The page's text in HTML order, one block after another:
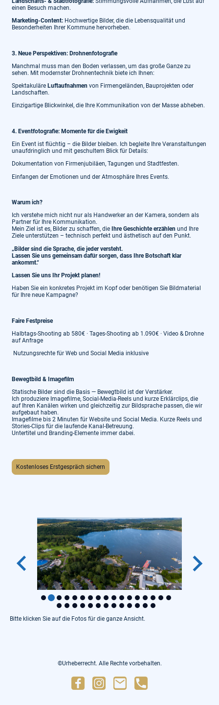
einen Besuch machen.
Marketing-Content: Hochwertige Bilder, die die Lebensqualität und
Besonderheiten Ihrer Kommune hervorheben.
3. Neue Perspektiven: Drohnenfotografie
Manchmal muss man den Boden verlassen, um das große Ganze zu
sehen. Mit modernster Drohnentechnik biete ich Ihnen:
Spektakuläre Luftaufnahmen von Firmengeländen, Bauprojekten oder
Landschaften.
Einzigartige Blickwinkel, die Ihre Kommunikation von der Masse abheben.
4. Eventfotografie: Momente für die Ewigkeit
Ein Event ist flüchtig – die Bilder bleiben. Ich begleite Ihre Veranstaltungen
unaufdringlich und mit geschultem Blick für Details:
Dokumentation von Firmenjubiläen, Tagungen und Stadtfesten.
Einfangen der Emotionen und der Atmosphäre Ihres Events.
Warum ich?
Ich verstehe mich nicht nur als Handwerker an der Kamera, sondern als
Partner für Ihre Kommunikation.
Mein Ziel ist es, Bilder zu schaffen, die
Ihre Geschichte erzählen und Ihre
Ziele unterstützen – technisch perfekt und ästhetisch auf den Punkt.
„Bilder sind die Sprache, die jeder versteht.
Lassen Sie uns gemeinsam dafür sorgen, dass Ihre Botschaft klar
ankommt.“
Lassen Sie uns Ihr Projekt planen!
Haben Sie ein konkretes Projekt im Kopf oder benötigen Sie Bildmaterial
für Ihre neue Kampagne?
Faire Festpreise
Halbtags-Shooting ab 580€ · Tages-Shooting ab 1.090€ · Video & Drohne
auf Anfrage
Nutzungsrechte für Web und Social Media inklusive
Bewegtbild & Imagefilm
Statische Bilder sind die Basis — Bewegtbild ist der Verstärker.
Ich produziere Imagefilme, Social-Media-Reels und kurze Erklärclips, die
auf Ihren Kanälen wirken und gleichzeitig zur Bildsprache passen, die wir
aufgebaut haben.
Imagefilme bis 2 Minuten für Website und Social Media. Kurze Reels und
Stories-Clips für die laufende Kanal-Betreuung.
Untertitel und Branding-Elemente immer dabei.
Kostenloses Erstgespräch sichern
Bitte klicken Sie auf die Fotos für die ganze Ansicht.
©Urheberrecht. Alle Rechte vorbehalten.